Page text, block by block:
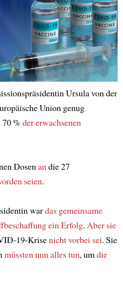
Ursula von der
Union genug
70 % der erwachsenen
Dosenandie 27
seien.
wardas gemeinsame
ein Erfolg. Aber sie
19-Krisenicht vorbei sei. Sie
müssten nun alles tun, umdie